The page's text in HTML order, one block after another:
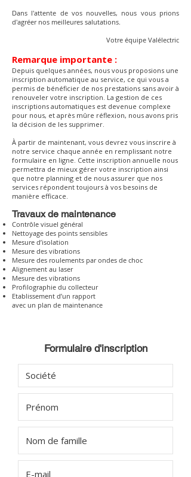
Dans l'attente de vos nouvelles, nous vous prions
d'agréer nos meilleures salutations.
Votre équipe Valélectric
Remarque importante :
Depuis quelques années, nous vous proposions une
inscription automatique au service, ce qui vous a
permis de bénéficier de nos prestations sans avoir à
renouveler votre inscription. La gestion de ces
inscriptions automatiques est devenue complexe
pour nous, et après mûre réflexion, nous avons pris
la décision de les supprimer.
À partir de maintenant, vous devrez vous inscrire à
notre service chaque année en remplissant notre
formulaire en ligne. Cette inscription annuelle nous
permettra de mieux gérer votre inscription ainsi
que notre planning et de nous assurer que nos
services répondent toujours à vos besoins de
manière efficace.
Travaux de maintenance
Contrôle visuel général
Nettoyage des points sensibles
Mesure d’isolation
Mesure des vibrations
Mesure des roulements par ondes de choc
Alignement au laser
Mesure des vibrations
Profilographie du collecteur
Etablissement d’un rapport
avec un plan de maintenance
Formulaire d'inscription